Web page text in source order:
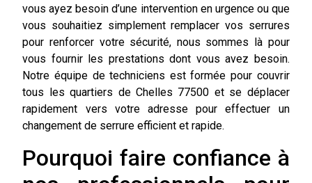
vous ayez besoin d’une intervention en urgence ou que
vous souhaitiez simplement remplacer vos serrures
pour renforcer votre sécurité, nous sommes là pour
vous fournir les prestations dont vous avez besoin.
Notre équipe de techniciens est formée pour couvrir
tous les quartiers de Chelles 77500 et se déplacer
rapidement vers votre adresse pour effectuer un
changement de serrure efficient et rapide.
Pourquoi faire confiance à